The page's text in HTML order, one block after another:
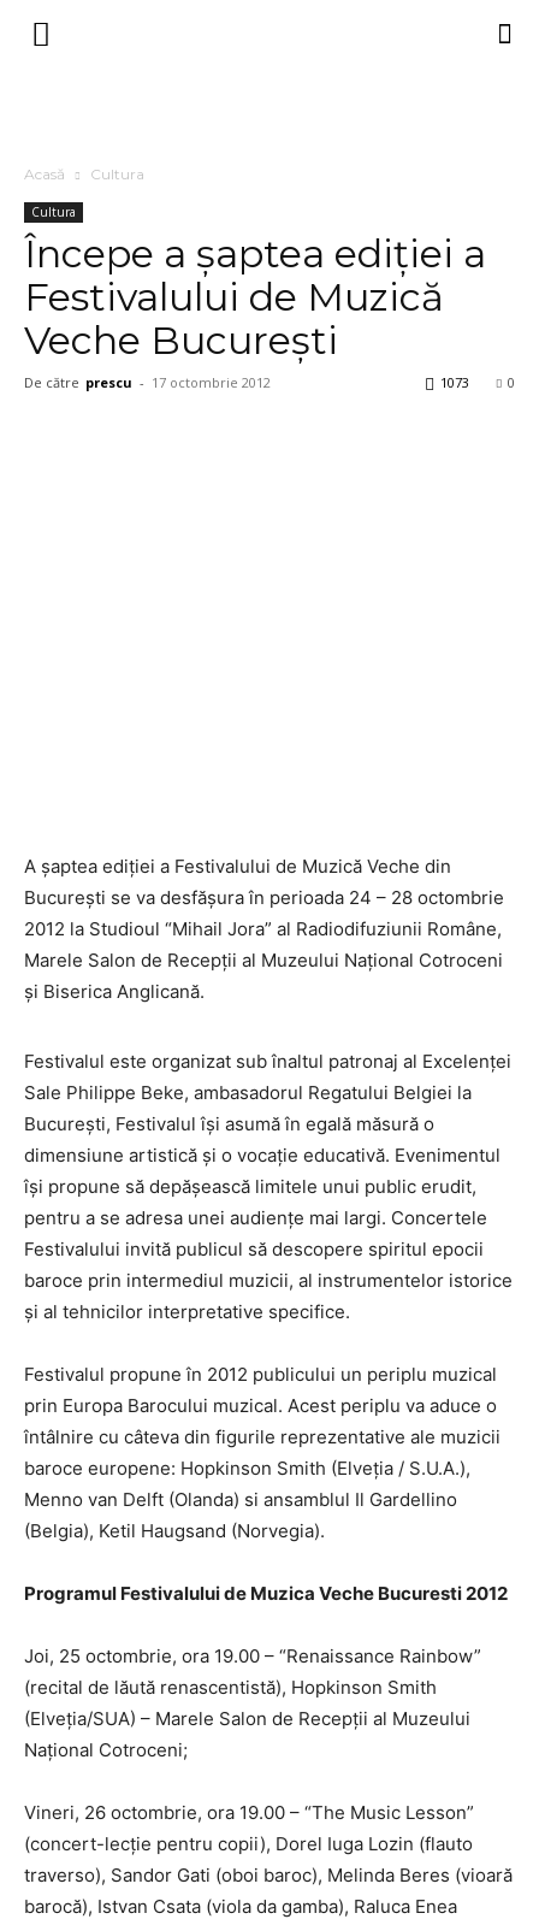
Acasă Cultura
Cultura
Începe a șaptea ediției a
Festivalului de Muzică
Veche Bucureşti
De către prescu - 17 octombrie 2012 0
1073
A șaptea ediției a Festivalului de Muzică Veche din
Bucureşti se va desfăşura în perioada 24 – 28 octombrie
2012 la Studioul “Mihail Jora” al Radiodifuziunii Române,
Marele Salon de Recepții al Muzeului Naţional Cotroceni
și Biserica Anglicană.
Festivalul este organizat sub înaltul patronaj al Excelenţei
Sale Philippe Beke, ambasadorul Regatului Belgiei la
Bucureşti, Festivalul îşi asumă în egală măsură o
dimensiune artistică şi o vocaţie educativă. Evenimentul
îşi propune să depăşească limitele unui public erudit,
pentru a se adresa unei audienţe mai largi. Concertele
Festivalului invită publicul să descopere spiritul epocii
baroce prin intermediul muzicii, al instrumentelor istorice
şi al tehnicilor interpretative specifice.
Festivalul propune în 2012 publicului un periplu muzical
prin Europa Barocului muzical. Acest periplu va aduce o
întâlnire cu câteva din figurile reprezentative ale muzicii
baroce europene: Hopkinson Smith (Elveția / S.U.A.),
Menno van Delft (Olanda) si ansamblul Il Gardellino
(Belgia), Ketil Haugsand (Norvegia).
Programul Festivalului de Muzica Veche Bucuresti 2012
Joi, 25 octombrie, ora 19.00 – “Renaissance Rainbow”
(recital de lăută renascentistă), Hopkinson Smith
(Elveția/SUA) – Marele Salon de Recepţii al Muzeului
Naţional Cotroceni;
Vineri, 26 octombrie, ora 19.00 – “The Music Lesson”
(concert-lecție pentru copii), Dorel Iuga Lozin (flauto
traverso), Sandor Gati (oboi baroc), Melinda Beres (vioară
barocă), Istvan Csata (viola da gamba), Raluca Enea